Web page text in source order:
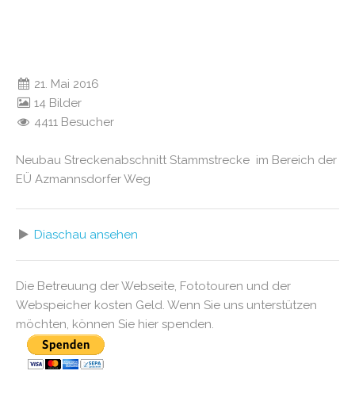
21. Mai 2016
14 Bilder
4411 Besucher
Neubau Streckenabschnitt Stammstrecke im Bereich der
EÜ Azmannsdorfer Weg
Diaschau ansehen
Die Betreuung der Webseite, Fototouren und der
Webspeicher kosten Geld. Wenn Sie uns unterstützen
möchten, können Sie hier spenden.